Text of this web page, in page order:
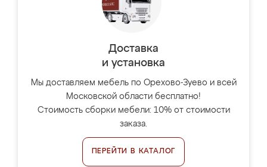
Доставка
и установка
Мы доставляем мебель по Орехово-Зуево и всей
Московской области бесплатно!
Стоимость сборки мебели: 10% от стоимости
заказа.
ПЕРЕЙТИ В КАТАЛОГ